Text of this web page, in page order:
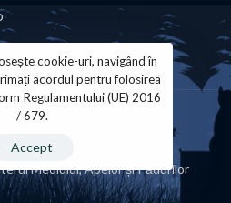
Mediului, Apelor și Pădurilor
cookie-uri, navigând în
acordul pentru folosirea
Regulamentului (UE) 2016
/ 679.
Accept